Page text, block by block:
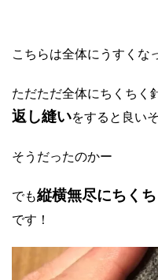
こちらは全体にうすくな
ただただ全体にちくちく
返し縫いをすると良い
そうだったのかー
でも縦横無尽にちくち
です！